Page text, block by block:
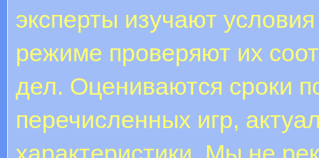
эксперты изучают
режиме проверяют их
дел. Оцениваются сроки
перечисленных игр,